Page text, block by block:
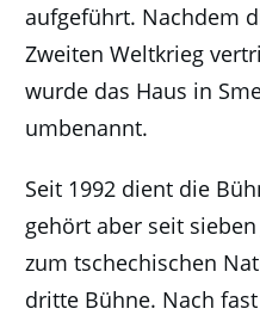
aufgeführt. Nachdem
Zweiten Weltkrieg
wurde das Haus in
umbenannt.
Seit 1992 dient die
gehört aber seit
zum tschechischen
dritte Bühne. Nach